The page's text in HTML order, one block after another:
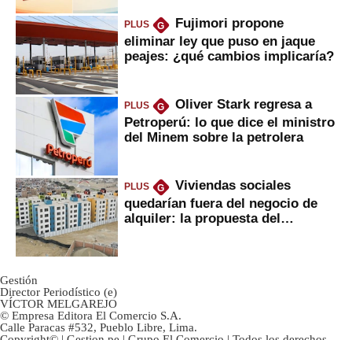
PLUS G
Fujimori propone
eliminar ley que puso en jaque
peajes: ¿qué cambios implicaría?
PLUS G
Oliver Stark regresa a
Petroperú: lo que dice el ministro
del Minem sobre la petrolera
PLUS G
Viviendas sociales
quedarían fuera del negocio de
alquiler: la propuesta del
Gestión
Director Periodístico (e)
VÍCTOR MELGAREJO
© Empresa Editora El Comercio S.A.
Calle Paracas #532, Pueblo Libre, Lima.